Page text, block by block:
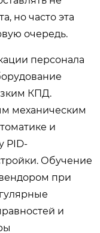
но часто эта
очередь.
персонала
КПД.
механическим
и
PID-
Обучение
при
и